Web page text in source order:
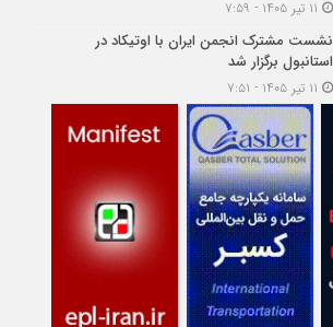
نشست مشترک انجمن ایران با اوتیکاد در
استانبول برگزار شد